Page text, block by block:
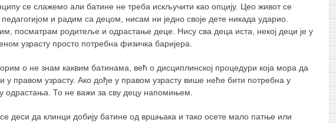
се слажемо али батине не треба искључити као опцију. Цео живот се
и радим са децом, нисам ни једно своје дете никада ударио.
посматрам родитеље и одрастање деце. Нису сва деца иста, некој деци је у
узрасту просто потребна физичка баријера.
о не знам каквим батинама, већ о дисциплинској процедури која мора да
у правом узрасту. Ако дође у правом узрасту више неће бити потребна у
одрастања. То не важи за сву децу напомињем.
деси да клинци добију батине од вршњака и тако осете мало патње или